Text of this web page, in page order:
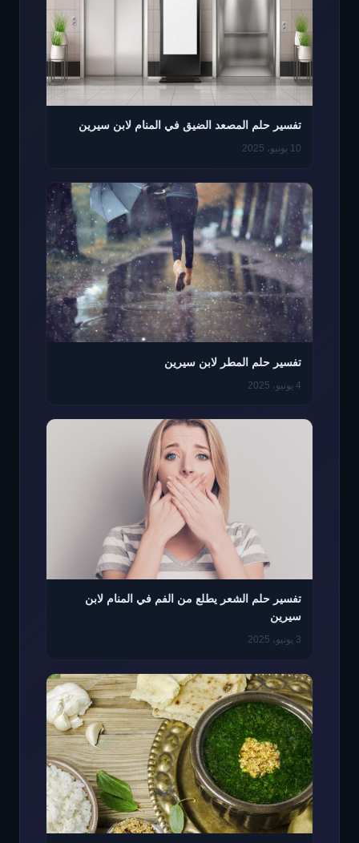
تفسير حلم المصعد الضيق في المنام لابن سيرين
10 يونيو، 2025
تفسير حلم المطر لابن سيرين
4 يونيو، 2025
تفسير حلم الشعر يطلع من الفم في المنام لابن
سيرين
3 يونيو، 2025